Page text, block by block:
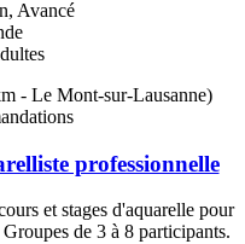
Avancé
- Le Mont-sur-Lausanne)
professionnelle
et stages d'aquarelle pour
de 3 à 8 participants.